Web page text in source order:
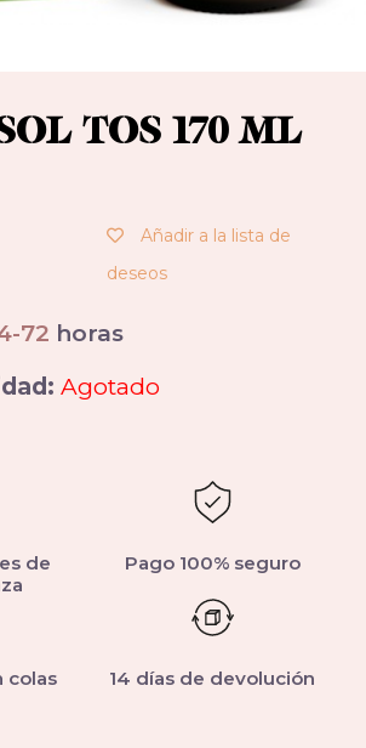
TOS 170 ML
Añadir a la lista de
deseos
72 horas
Agotado
de
Pago 100% seguro
colas 14 días de devolución